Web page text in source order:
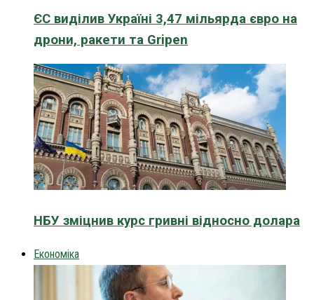
ЄС виділив Україні 3,47 мільярда євро на
дрони, ракети та Gripen
НБУ зміцнив курс гривні відносно долара
Економіка